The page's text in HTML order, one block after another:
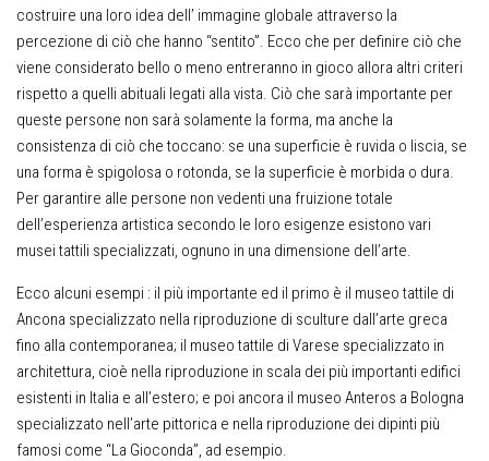
costruire una loro idea dell’ immagine globale attraverso la
percezione di ciò che hanno “sentito”. Ecco che per definire ciò che
viene considerato bello o meno entreranno in gioco allora altri criteri
rispetto a quelli abituali legati alla vista. Ciò che sarà importante per
queste persone non sarà solamente la forma, ma anche la
consistenza di ciò che toccano: se una superficie è ruvida o liscia, se
una forma è spigolosa o rotonda, se la superficie è morbida o dura.
Per garantire alle persone non vedenti una fruizione totale
dell’esperienza artistica secondo le loro esigenze esistono vari
musei tattili specializzati, ognuno in una dimensione dell’arte.
Ecco alcuni esempi : il più importante ed il primo è il museo tattile di
Ancona specializzato nella riproduzione di sculture dall’arte greca
fino alla contemporanea; il museo tattile di Varese specializzato in
architettura, cioè nella riproduzione in scala dei più importanti edifici
esistenti in Italia e all’estero; e poi ancora il museo Anteros a Bologna
specializzato nell’arte pittorica e nella riproduzione dei dipinti più
famosi come “La Gioconda”, ad esempio.